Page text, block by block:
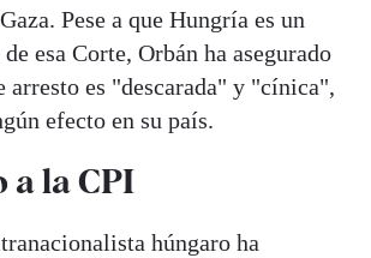
Pese a que Hungría es un
esa Corte, Orbán ha asegurado
arresto es "descarada" y "cínica",
efecto en su país.
a la CPI
húngaro ha